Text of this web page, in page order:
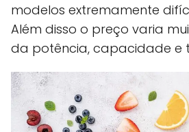
modelos extremamente
Além disso o preço varia
da potência, capacidade e